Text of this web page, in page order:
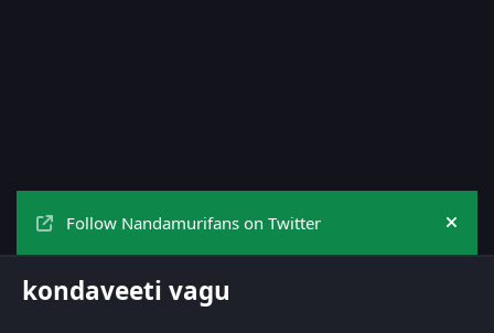
Follow Nandamurifans on Twitter Hide
kondaveeti vagu